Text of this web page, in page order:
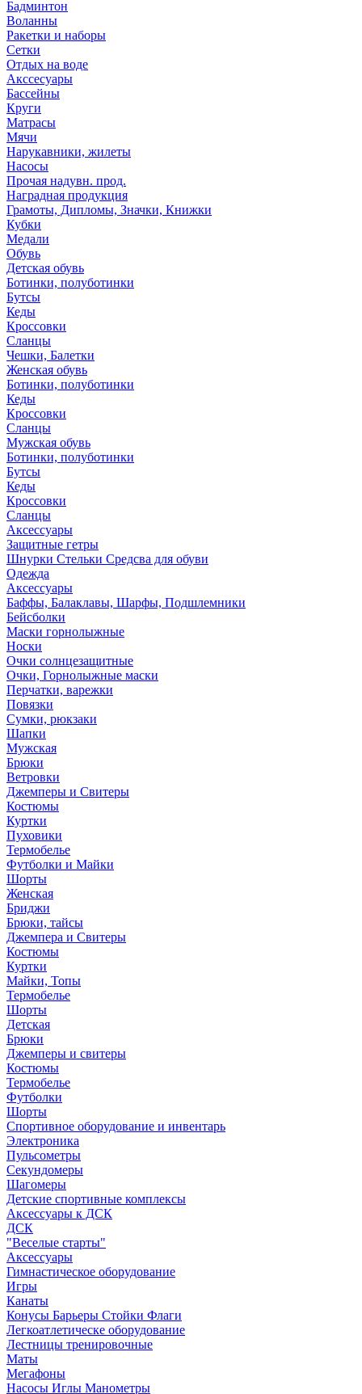
Бадминтон
Воланны
Ракетки и наборы
Сетки
Отдых на воде
Акссесуары
Бассейны
Круги
Матрасы
Мячи
Нарукавники, жилеты
Насосы
Прочая надувн. прод.
Наградная продукция
Грамоты, Дипломы, Значки, Книжки
Кубки
Медали
Обувь
Детская обувь
Ботинки, полуботинки
Бутсы
Кеды
Кроссовки
Сланцы
Чешки, Балетки
Женская обувь
Ботинки, полуботинки
Кеды
Кроссовки
Сланцы
Мужская обувь
Ботинки, полуботинки
Бутсы
Кеды
Кроссовки
Сланцы
Аксессуары
Защитные гетры
Шнурки Стельки Средсва для обуви
Одежда
Аксессуары
Баффы, Балаклавы, Шарфы, Подшлемники
Бейсболки
Маски горнолыжные
Носки
Очки солнцезащитные
Очки, Горнолыжные маски
Перчатки, варежки
Повязки
Сумки, рюкзаки
Шапки
Мужская
Брюки
Ветровки
Джемперы и Свитеры
Костюмы
Куртки
Пуховики
Термобелье
Футболки и Майки
Шорты
Женская
Бриджи
Брюки, тайсы
Джемпера и Свитеры
Костюмы
Куртки
Майки, Топы
Термобелье
Шорты
Детская
Брюки
Джемперы и свитеры
Костюмы
Термобелье
Футболки
Шорты
Спортивное оборудование и инвентарь
Электроника
Пульсометры
Секундомеры
Шагомеры
Детские спортивные комплексы
Аксессуары к ДСК
ДСК
"Веселые старты"
Аксессуары
Гимнастическое оборудование
Игры
Канаты
Конусы Барьеры Стойки Флаги
Легкоатлетическе оборудование
Лестницы тренировочные
Маты
Мегафоны
Насосы Иглы Манометры